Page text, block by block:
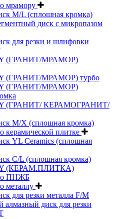
мрамору
M/L (сплошная кромка)
диск с микропазом
для резки и шлифовки
(ГРАНИТ/МРАМОР)
(ГРАНИТ/МРАМОР) турбо
(ГРАНИТ/МРАМОР)
(ГРАНИТ/ КЕРАМОГРАНИТ/
M/X (сплошная кромка)
керамической плитке
YL Ceramics (сплошная
C/L (сплошная кромка)
(КЕРАМ.ПЛИТКА)
ПНЖБ
металлу
для резки металла F/M
алмазный диск для резки